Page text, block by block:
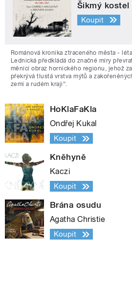
Šikmý kostel
Koupit
Románová kronika ztraceného města -
Lednická předkládá do značné míry
měnící obraz hornického regionu, jehož
překrývá tlustá vrstva mýtů a
zemi a rudém kraji“.
HoKlaFaKla
Ondřej Kukal
Koupit
Kněhyně
Kaczi
Koupit
Brána osudu
Agatha Christie
Koupit